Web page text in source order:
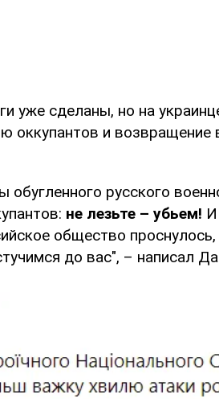
уже сделаны, но на
оккупантов и возвращение
русского
не лезьте – убьем!
общество проснулось,
до вас", – написал